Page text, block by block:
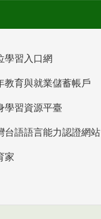
學習入口網
教育與就業儲蓄帳戶
學習資源平臺
台語語言能力認證網站
家